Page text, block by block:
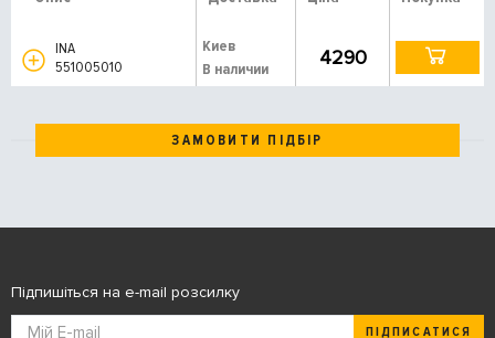
INA
551005010
Киев
В наличии
4290
ЗАМОВИТИ ПІДБІР
Підпишіться на e-mail розсилку
ПІДПИСАТИСЯ